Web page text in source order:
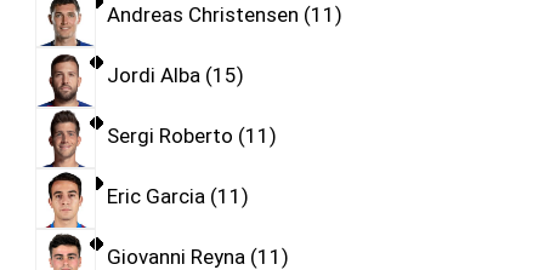
Andreas Christensen 11
Jordi Alba 15
Sergi Roberto 11
Eric Garcia 11
Giovanni Reyna 11